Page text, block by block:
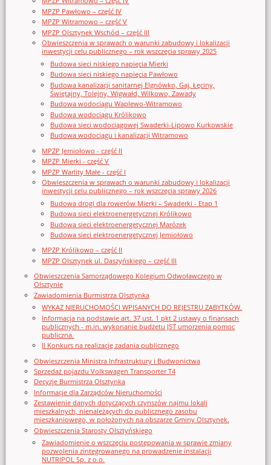
MPZP Pawłowo – część IV
MPZP Witramowo – część V
MPZP Olsztynek Wschód – część III
Obwieszczenia w sprawach o warunki zabudowy i lokalizacji
inwestycji celu publicznego – rok wszczęcia sprawy 2025
Budowa sieci niskiego napięcia Mierki
Budowa sieci niskiego napięcia Pawłowo
Budowa kanalizacji sanitarnej Elgnówko, Gaj, Łęciny,
Świętajny, Tolejny, Wigwałd, Wilkowo, Zawady
Budowa wodociągu Waplewo-Witramowo
Budowa wodociągu Królikowo
Budowa sieci wodociągowej Swaderki-Lipowo Kurkowskie
Budowa wodociągu i kanalizacji Witramowo
MPZP Jemiołowo - część II
MPZP Mierki - część V
MPZP Warlity Małe - część I
Obwieszczenia w sprawach o warunki zabudowy i lokalizacji
inwestycji celu publicznego – rok wszczęcia sprawy 2026
Budowa drogi dla rowerów Mierki – Swaderki - Etap 1
Budowa sieci elektroenergetycznej Królikowo
Budowa sieci elektroenergetycznej Marózek
Budowa sieci elektroenergetycznej Jemiołowo
MPZP Królikowo – część II
MPZP Olsztynek ul. Daszyńskiego – część III
Obwieszczenia Samorządowego Kolegium Odwoławczego w
Olsztynie
Zawiadomienia Burmistrza Olsztynka
WYKAZ NIERUCHOMOŚCI WPISANYCH DO REJESTRU ZABYTKÓW.
Informacja na podstawie art. 37 ust. 1 pkt 2 ustawy o finansach
publicznych - m.in. wykonanie budżetu JST umorzenia pomoc
publiczna.
II Konkurs na realizację zadania publicznego
Obwieszczenia Ministra Infrastruktury i Budwonictwa
Sprzedaż pojazdu Volkswagen Transporter T4
Decyzje Burmistrza Olsztynka
Informacje dla Zarządców Nieruchomości
Zestawienie danych dotyczących czynszów najmu lokali
mieszkalnych, nienależących do publicznego zasobu
mieszkaniowego, w położonych na obszarze Gminy Olsztynek.
Obwieszczenia Starosty Olsztyńskiego
Zawiadomienie o wszczęciu postępowania w sprawie zmiany
pozwolenia zintegrowanego na prowadzenie instalacji
NUTRIPOL Sp. z o.o.